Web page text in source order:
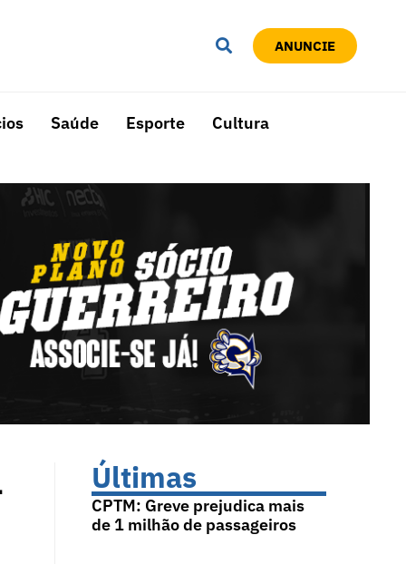
ANUNCIE
Saúde Esporte Cultura
Últimas
CPTM: Greve prejudica mais
de 1 milhão de passageiros